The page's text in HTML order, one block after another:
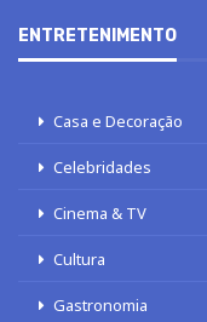
ENTRETENIMENTO
Casa e Decoração
Celebridades
Cinema & TV
Cultura
Gastronomia